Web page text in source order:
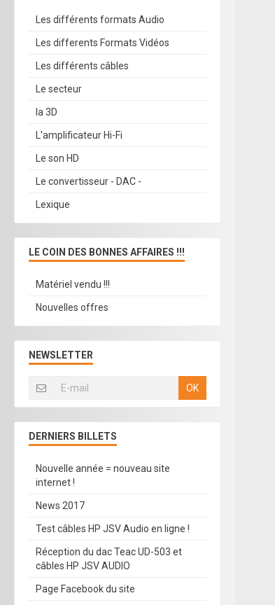
Les différents formats Audio
Les differents Formats Vidéos
Les différents câbles
Le secteur
la 3D
L'amplificateur Hi-Fi
Le son HD
Le convertisseur - DAC -
Lexique
LE COIN DES BONNES AFFAIRES !!!
Matériel vendu !!!
Nouvelles offres
NEWSLETTER
OK
DERNIERS BILLETS
Nouvelle année = nouveau site
internet !
News 2017
Test câbles HP JSV Audio en ligne !
Réception du dac Teac UD-503 et
câbles HP JSV AUDIO
Page Facebook du site